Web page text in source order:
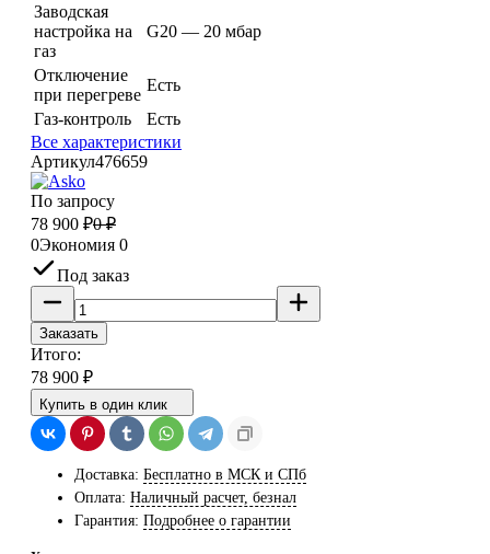
Заводская
настройка на
газ
G20 — 20 мбар
Отключение
при перегреве
Есть
Газ-контроль
Есть
Все характеристики
Артикул476659
По запросу
78 900 ₽0 ₽
0Экономия 0
Под заказ
Заказать
Итого:
78 900 ₽
Купить в один клик
Доставка: Бесплатно в МСК и СПб
Оплата: Наличный расчет, безнал
Гарантия: Подробнее о гарантии